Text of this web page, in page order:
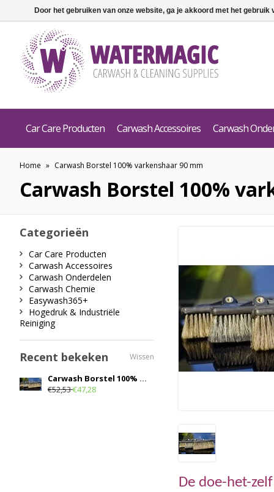
Car Care Producten Carwash Accessoires Carwash
Home » Carwash Borstel 100% varkenshaar 90 mm
Carwash Borstel 100%
De doe-het-
Categorieën
Car Care Producten
Carwash Accessoires
Carwash Onderdelen
Carwash Chemie
Easywash365+
Hogedruk & Industriële
Reiniging
Recent bekeken Wissen
Carwash Borstel 100% varkenshaar 90 mm
€52,53€47,28
Door het gebruiken van onze website, ga je akkoord met het